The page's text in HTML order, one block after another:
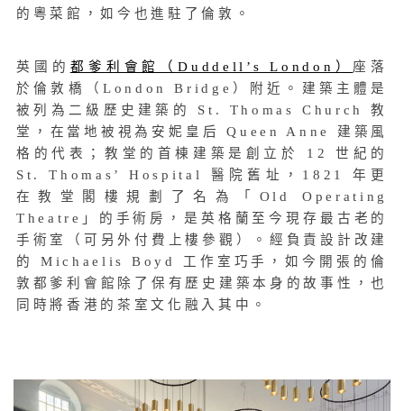
的粵菜館，如今也進駐了倫敦。
英國的 都爹利會館（Duddell’s London） 座落
於倫敦橋（London Bridge）附近。建築主體是
被列為二級歷史建築的 St. Thomas Church 教
堂，在當地被視為安妮皇后 Queen Anne 建築風
格的代表；教堂的首棟建築是創立於 12 世紀的
St. Thomas’ Hospital 醫院舊址，1821 年更
在教堂閣樓規劃了名為「Old Operating
Theatre」的手術房，是英格蘭至今現存最古老的
手術室（可另外付費上樓參觀）。經負責設計改建
的 Michaelis Boyd 工作室巧手，如今開張的倫
敦都爹利會館除了保有歷史建築本身的故事性，也
同時將香港的茶室文化融入其中。